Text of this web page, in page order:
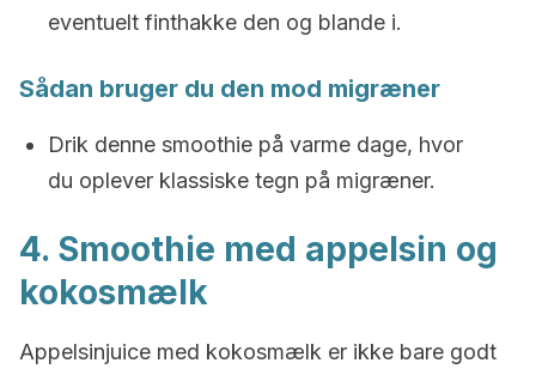
eventuelt finthakke den og blande i.
Sådan bruger du den mod migræner
Drik denne smoothie på varme dage, hvor
du oplever klassiske tegn på migræner.
4. Smoothie med appelsin og
kokosmælk
Appelsinjuice med kokosmælk er ikke bare godt